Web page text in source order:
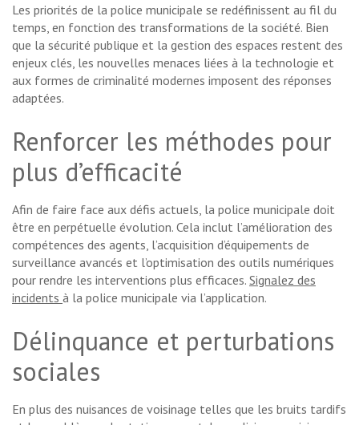
Les priorités de la police municipale se redéfinissent au fil du
temps, en fonction des transformations de la société. Bien
que la sécurité publique et la gestion des espaces restent des
enjeux clés, les nouvelles menaces liées à la technologie et
aux formes de criminalité modernes imposent des réponses
adaptées.
Renforcer les méthodes pour
plus d’efficacité
Afin de faire face aux défis actuels, la police municipale doit
être en perpétuelle évolution. Cela inclut l’amélioration des
compétences des agents, l’acquisition d’équipements de
surveillance avancés et l’optimisation des outils numériques
pour rendre les interventions plus efficaces. Signalez des
incidents à la police municipale via l’application.
Délinquance et perturbations
sociales
En plus des nuisances de voisinage telles que les bruits tardifs